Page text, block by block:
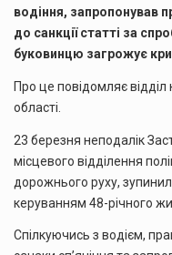
водіння, запропонував
до санкції статті за
буковинцю загрожує
Про це повідомляє відділ
області.
23 березня неподалік
місцевого відділення
дорожнього руху,
керуванням 48-річного
Спілкуючись з водієм,